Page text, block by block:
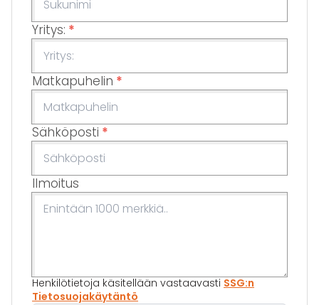
Yritys: *
Matkapuhelin *
Sähköposti *
Ilmoitus
Henkilötietoja käsitellään vastaavasti SSG:n
Tietosuojakäytäntö